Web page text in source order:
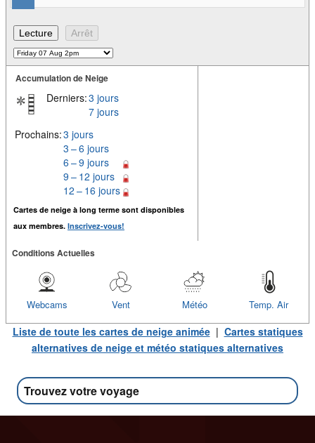
Accumulation de Neige
Derniers:3 jours
7 jours
Prochains:3 jours
3 – 6 jours
6 – 9 jours
9 – 12 jours
12 – 16 jours
Cartes de neige à long terme sont disponibles
aux membres. Inscrivez-vous!
Conditions Actuelles
Temp. Air
Météo
Vent
Webcams
Liste de toute les cartes de neige animée| Cartes statiques
alternatives de neige et météo statiques alternatives
Trouvez votre voyage